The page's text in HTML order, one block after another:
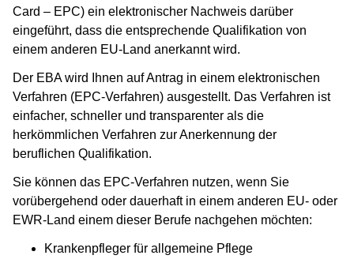
Card – EPC) ein elektronischer Nachweis darüber
eingeführt, dass die entsprechende Qualifikation von
einem anderen EU-Land anerkannt wird.
Der EBA wird Ihnen auf Antrag in einem elektronischen
Verfahren (EPC-Verfahren) ausgestellt. Das Verfahren ist
einfacher, schneller und transparenter als die
herkömmlichen Verfahren zur Anerkennung der
beruflichen Qualifikation.
Sie können das EPC-Verfahren nutzen, wenn Sie
vorübergehend oder dauerhaft in einem anderen EU- oder
EWR-Land einem dieser Berufe nachgehen möchten:
Krankenpfleger für allgemeine Pflege